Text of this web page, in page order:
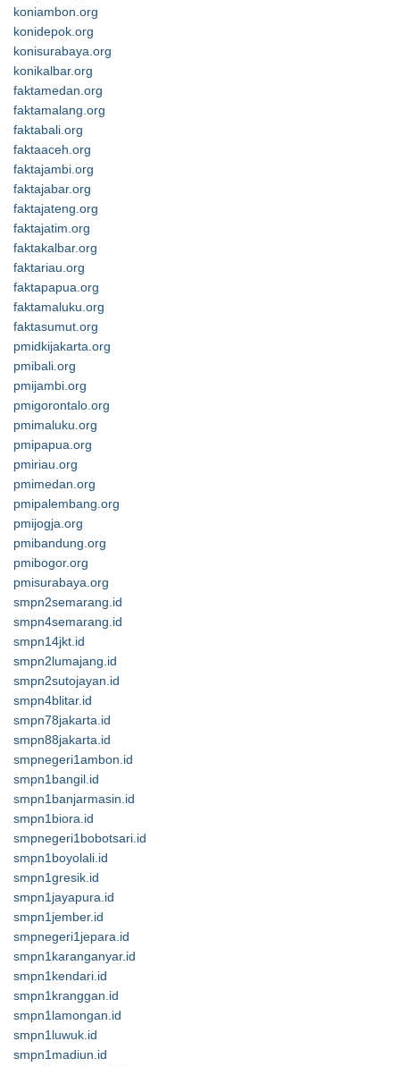
koniambon.org
konidepok.org
konisurabaya.org
konikalbar.org
faktamedan.org
faktamalang.org
faktabali.org
faktaaceh.org
faktajambi.org
faktajabar.org
faktajateng.org
faktajatim.org
faktakalbar.org
faktariau.org
faktapapua.org
faktamaluku.org
faktasumut.org
pmidkijakarta.org
pmibali.org
pmijambi.org
pmigorontalo.org
pmimaluku.org
pmipapua.org
pmiriau.org
pmimedan.org
pmipalembang.org
pmijogja.org
pmibandung.org
pmibogor.org
pmisurabaya.org
smpn2semarang.id
smpn4semarang.id
smpn14jkt.id
smpn2lumajang.id
smpn2sutojayan.id
smpn4blitar.id
smpn78jakarta.id
smpn88jakarta.id
smpnegeri1ambon.id
smpn1bangil.id
smpn1banjarmasin.id
smpn1biora.id
smpnegeri1bobotsari.id
smpn1boyolali.id
smpn1gresik.id
smpn1jayapura.id
smpn1jember.id
smpnegeri1jepara.id
smpn1karanganyar.id
smpn1kendari.id
smpn1kranggan.id
smpn1lamongan.id
smpn1luwuk.id
smpn1madiun.id